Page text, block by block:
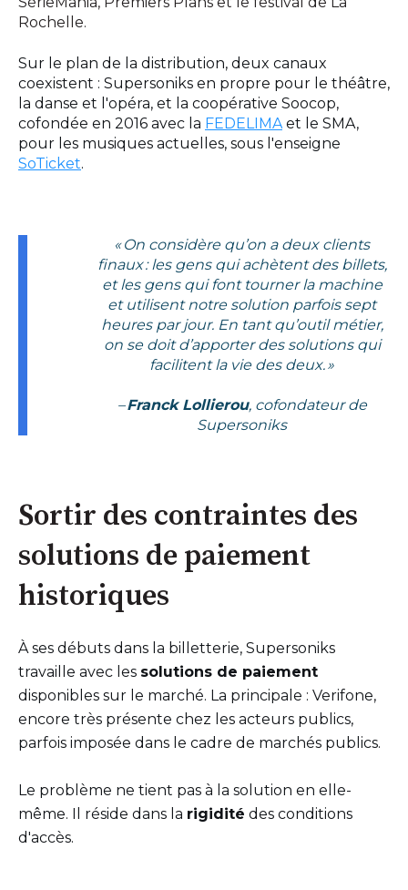
Rochelle.
Sur le plan de la distribution, deux canaux
coexistent : Supersoniks en propre pour le théâtre,
la danse et l'opéra, et la coopérative Soocop,
cofondée en 2016 avec la FEDELIMA et le SMA,
pour les musiques actuelles, sous l'enseigne
SoTicket.
« On considère qu’on a deux clients
finaux: les gens qui achètent des billets,
et les gens qui font tourner la machine
et utilisent notre solution parfois sept
heures par jour. En tant qu’outil métier,
on se doit d’apporter des solutions qui
facilitent la vie des deux. »
–Franck Lollierou, cofondateur de
Supersoniks
Sortir des contraintes des
solutions de paiement
historiques
À ses débuts dans la billetterie, Supersoniks
travaille avec les solutions de paiement
disponibles sur le marché. La principale : Verifone,
encore très présente chez les acteurs publics,
parfois imposée dans le cadre de marchés publics.
Le problème ne tient pas à la solution en elle-
même. Il réside dans la rigidité des conditions
d'accès.